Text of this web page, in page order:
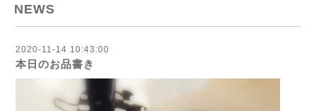
NEWS
2020-11-14 10:43:00
本日のお品書き